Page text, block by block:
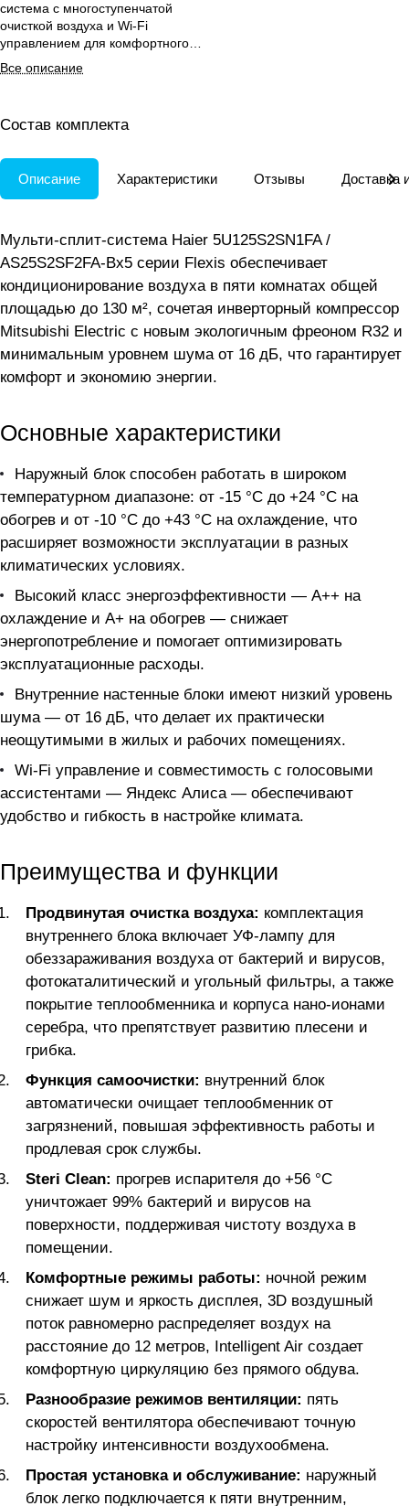
система с многоступенчатой
очисткой воздуха и Wi-Fi
управлением для комфортного
климата в 5 комнатах до 130 м².
Все описание
Состав комплекта
Описание Характеристики Отзывы Доставка
Мульти-сплит-система Haier 5U125S2SN1FA /
AS25S2SF2FA-Bx5 серии Flexis обеспечивает
кондиционирование воздуха в пяти комнатах общей
площадью до 130 м², сочетая инверторный компрессор
Mitsubishi Electric с новым экологичным фреоном R32 и
минимальным уровнем шума от 16 дБ, что гарантирует
комфорт и экономию энергии.
Основные характеристики
Наружный блок способен работать в широком
температурном диапазоне: от -15 °C до +24 °C на
обогрев и от -10 °C до +43 °C на охлаждение, что
расширяет возможности эксплуатации в разных
климатических условиях.
Высокий класс энергоэффективности — А++ на
охлаждение и А+ на обогрев — снижает
энергопотребление и помогает оптимизировать
эксплуатационные расходы.
Внутренние настенные блоки имеют низкий уровень
шума — от 16 дБ, что делает их практически
неощутимыми в жилых и рабочих помещениях.
Wi-Fi управление и совместимость с голосовыми
ассистентами — Яндекс Алиса — обеспечивают
удобство и гибкость в настройке климата.
Преимущества и функции
Продвинутая очистка воздуха: комплектация
внутреннего блока включает УФ-лампу для
обеззараживания воздуха от бактерий и вирусов,
фотокаталитический и угольный фильтры, а также
покрытие теплообменника и корпуса нано-ионами
серебра, что препятствует развитию плесени и
грибка.
Функция самоочистки: внутренний блок
автоматически очищает теплообменник от
загрязнений, повышая эффективность работы и
продлевая срок службы.
Steri Clean: прогрев испарителя до +56 °C
уничтожает 99% бактерий и вирусов на
поверхности, поддерживая чистоту воздуха в
помещении.
Комфортные режимы работы: ночной режим
снижает шум и яркость дисплея, 3D воздушный
поток равномерно распределяет воздух на
расстояние до 12 метров, Intelligent Air создает
комфортную циркуляцию без прямого обдува.
Разнообразие режимов вентиляции: пять
скоростей вентилятора обеспечивают точную
настройку интенсивности воздухообмена.
Простая установка и обслуживание: наружный
блок легко подключается к пяти внутренним,